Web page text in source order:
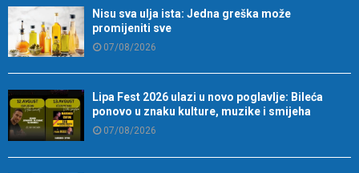
Nisu sva ulja ista: Jedna greška može
promijeniti sve
07/08/2026
Lipa Fest 2026 ulazi u novo poglavlje: Bileća
ponovo u znaku kulture, muzike i smijeha
07/08/2026